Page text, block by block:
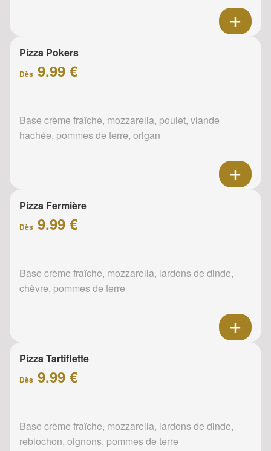
Pizza Pokers
Dès 9.99 €
Base crème fraîche, mozzarella, poulet, viande
hachée, pommes de terre, origan
Pizza Fermière
Dès 9.99 €
Base crème fraîche, mozzarella, lardons de dinde,
chèvre, pommes de terre
Pizza Tartiflette
Dès 9.99 €
Base crème fraîche, mozzarella, lardons de dinde,
reblochon, oignons, pommes de terre